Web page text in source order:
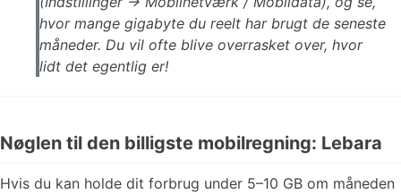
hvor mange gigabyte du reelt har brugt de seneste
måneder. Du vil ofte blive overrasket over, hvor
lidt det egentlig er!
Nøglen til den billigste mobilregning: Lebara
Hvis du kan holde dit forbrug under 5–10 GB om måneden